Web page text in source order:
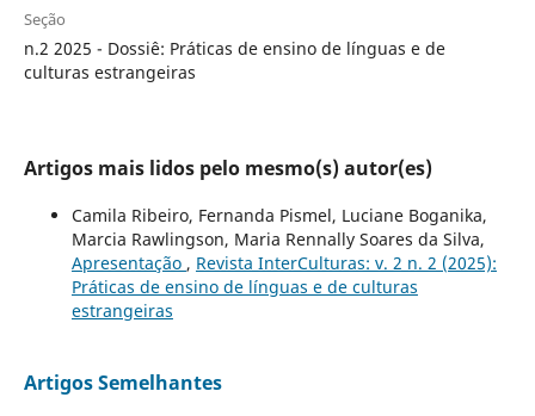
Seção
n.2 2025 - Dossiê: Práticas de ensino de línguas e de
culturas estrangeiras
Artigos mais lidos pelo mesmo(s) autor(es)
Camila Ribeiro, Fernanda Pismel, Luciane Boganika,
Marcia Rawlingson, Maria Rennally Soares da Silva,
Apresentação , Revista InterCulturas: v. 2 n. 2 (2025):
Práticas de ensino de línguas e de culturas
estrangeiras
Artigos Semelhantes